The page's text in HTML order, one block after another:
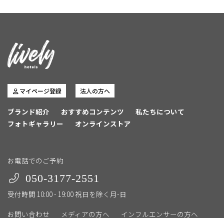
マイページ登録 法人の方へ
ブランド紹介 おすすめコンテンツ
私たちについて
フォトギャラリー
オンラインストア
お電話でのご予約
050-3177-2551
受付時間 10:00 - 19:00 祝日を除く月-日
お問い合わせ
メディアの方へ インフルエンサーの方へ